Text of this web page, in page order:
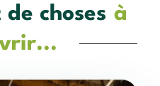
choses à